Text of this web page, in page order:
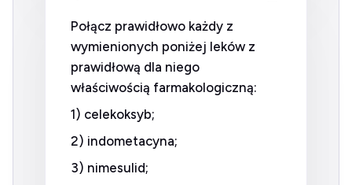
Połącz prawidłowo każdy z
wymienionych poniżej leków z
prawidłową dla niego
właściwością farmakologiczną:
1) celekoksyb;
2) indometacyna;
3) nimesulid;